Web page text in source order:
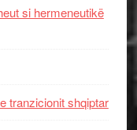
si hermeneutikë
tranzicionit shqiptar